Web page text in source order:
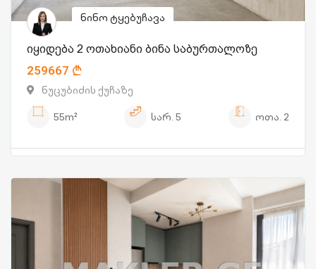
ნინო ტყებუჩავა
იყიდება 2 ოთახიანი ბინა საბურთალოზე
259667
ნუცუბიძის ქუჩაზე
55m²
სარ. 5 ოთა. 2